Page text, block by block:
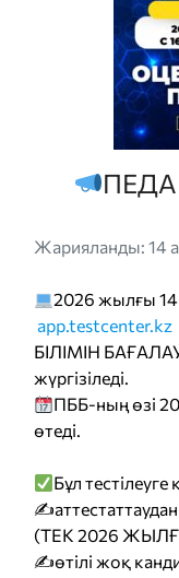
Жарияланды: 14
2026 жылғы
app.testcenter.kz
БІЛІМІН
жүргізіледі.
ПББ-ның өзі
өтеді.
Бұл
✍️аттестаттаудан
(ТЕК 2026
✍️өтілі жоқ